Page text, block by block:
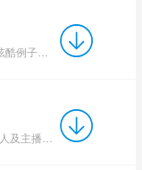
particular插件是软件AE的一款实用的炫酷例子插件，particular插件的功能非常强大，但操作很简单。小伙伴们可...